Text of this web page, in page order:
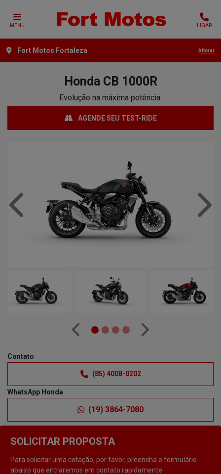
MENU LIGAR
Fort Motos Fortaleza Alterar
HondaCB 1000R
Evolução na máxima potência.
AGENDE SEU TEST-RIDE
SOLICITAR PROPOSTA
Para solicitar uma cotação, por favor, preencha o formulário
abaixo que entraremos em contato rapidamente
Anterior
Anterior Próximo
Contato
(85) 4008-0202
WhatsApp Honda
(19) 3864-7080